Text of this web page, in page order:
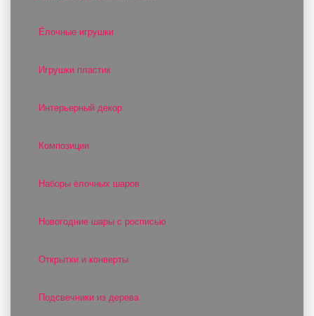
Ёлочные игрушки
Игрушки пластик
Интерьерный декор
Композиции
Наборы ёлочных шаров
Новогодние шары с росписью
Открытки и конверты
Подсвечники из дерева